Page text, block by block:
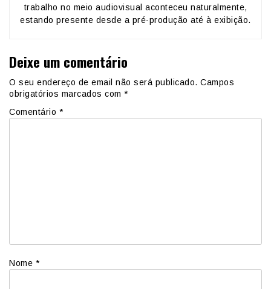
trabalho no meio audiovisual aconteceu naturalmente,
estando presente desde a pré-produção até à exibição.
Deixe um comentário
O seu endereço de email não será publicado. Campos
obrigatórios marcados com *
Comentário *
Nome *